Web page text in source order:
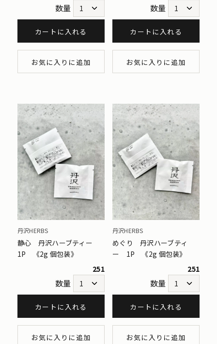
数量
カートに入れる
お気に入りに追加
数量
カートに入れる
お気に入りに追加
丹沢HERBS
静心 丹沢ハーブティー
1P 《2g 個包装》
251
数量
カートに入れる
お気に入りに追加
丹沢HERBS
めぐり 丹沢ハーブティ
ー 1P 《2g 個包装》
251
数量
カートに入れる
お気に入りに追加